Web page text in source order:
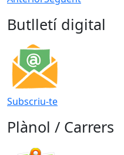
Butlletí digital
Subscriu-te
Plànol / Carrers